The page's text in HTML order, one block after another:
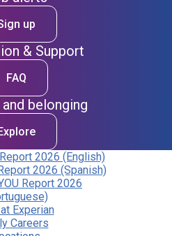
up
& Support
FAQ
belonging
2026 (English)
2026 (Spanish)
Report 2026
Experian
Careers